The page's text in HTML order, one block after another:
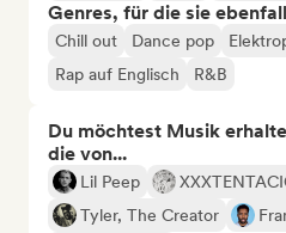
Genres, für die sie
Chill out Dance pop
Rap auf Englisch
R&B
Du möchtest Musik
die von...
Lil Peep
Tyler, The Creator